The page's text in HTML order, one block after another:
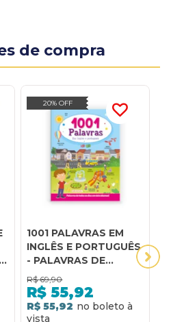
de compra
20% OFF
1001 PALAVRAS EM
INGLÊS E PORTUGUÊS
- PALAVRAS DE
TODOS OS DIAS EM
DOIS IDIOMAS!
R$ 69,90
R$ 55,92
R$ 55,92